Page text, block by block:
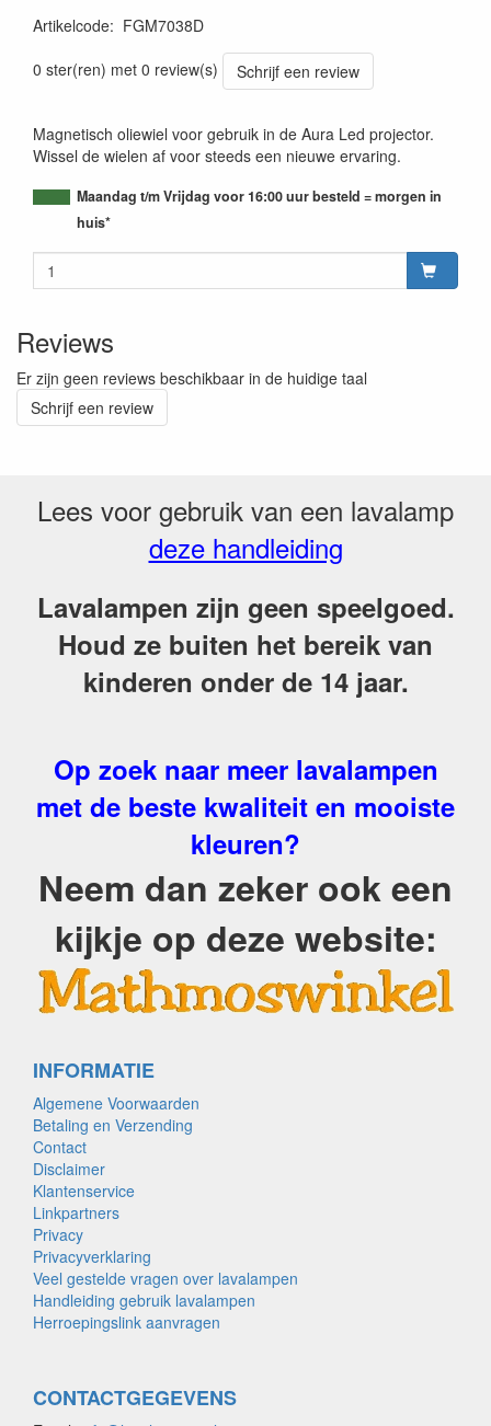
Artikelcode: FGM7038D
0 ster(ren) met 0 review(s)
Schrijf een review
Magnetisch oliewiel voor gebruik in de Aura Led projector.
Wissel de wielen af voor steeds een nieuwe ervaring.
Maandag t/m Vrijdag voor 16:00 uur besteld = morgen in
huis*
Reviews
Er zijn geen reviews beschikbaar in de huidige taal
Schrijf een review
Lees voor gebruik van een lavalamp
deze handleiding
Lavalampen zijn geen speelgoed.
Houd ze buiten het bereik van
kinderen onder de 14 jaar.
Op zoek naar meer lavalampen
met de beste kwaliteit en mooiste
kleuren?
Neem dan zeker ook een
kijkje op deze website:
INFORMATIE
Algemene Voorwaarden
Betaling en Verzending
Contact
Disclaimer
Klantenservice
Linkpartners
Privacy
Privacyverklaring
Veel gestelde vragen over lavalampen
Handleiding gebruik lavalampen
Herroepingslink aanvragen
CONTACTGEGEVENS